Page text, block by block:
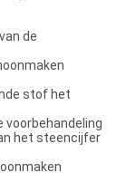
de
stof het
voorbehandeling
het steencijfer